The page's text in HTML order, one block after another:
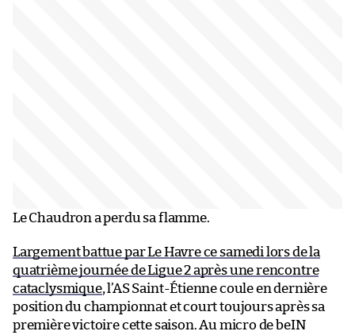
Le Chaudron a perdu sa flamme.
Largement battue par Le Havre ce samedi lors de la
quatrième journée de Ligue 2 après une rencontre
cataclysmique, l’AS Saint-Étienne coule en dernière
position du championnat et court toujours après sa
première victoire cette saison. Au micro de beIN